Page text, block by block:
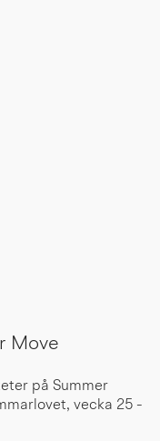
Move
på Summer
vecka 25 -